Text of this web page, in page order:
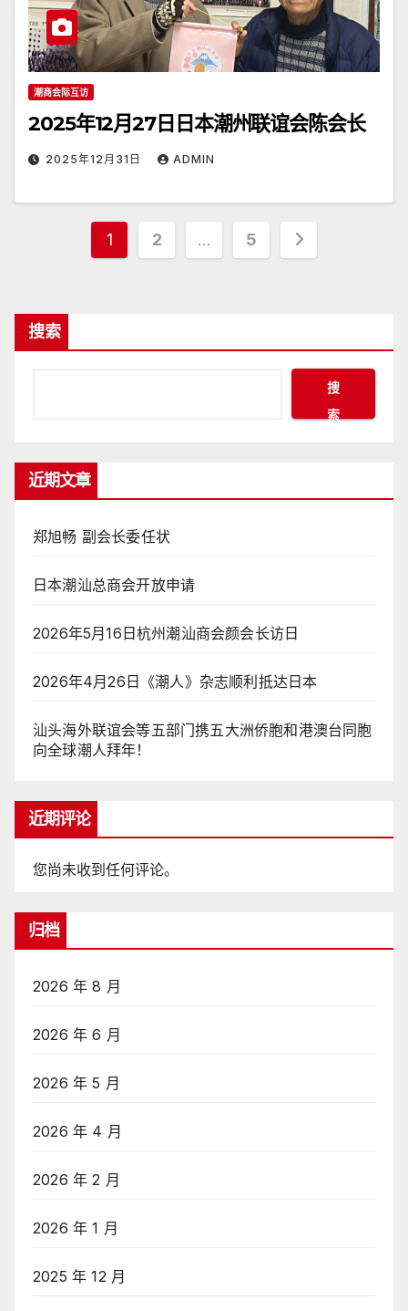
潮商会际互访
2025年12月27日日本潮州联谊会陈会长
2025年12月31日 ADMIN
文
页
1 2 … 5
搜索
搜
索
近期文章
郑旭畅 副会长委任状
日本潮汕总商会开放申请
2026年5月16日杭州潮汕商会颜会长访日
2026年4月26日《潮人》杂志顺利抵达日本
汕头海外联谊会等五部门携五大洲侨胞和港澳台同胞
向全球潮人拜年！
近期评论
您尚未收到任何评论。
归档
2026 年 8 月
2026 年 6 月
2026 年 5 月
2026 年 4 月
2026 年 2 月
2026 年 1 月
2025 年 12 月